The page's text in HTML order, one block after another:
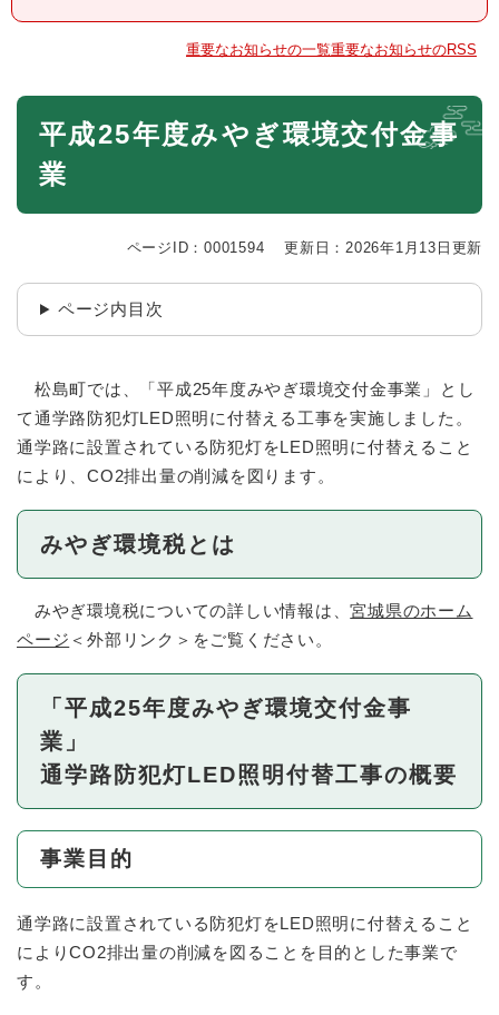
重要なお知らせの一覧重要なお知らせのRSS
本
平成25年度みやぎ環境交付金事
業
ページID：0001594 更新日：2026年1月13日更新
ページ内目次
松島町では、「平成25年度みやぎ環境交付金事業」とし
て通学路防犯灯LED照明に付替える工事を実施しました。
通学路に設置されている防犯灯をLED照明に付替えること
により、CO2排出量の削減を図ります。
みやぎ環境税とは
みやぎ環境税についての詳しい情報は、宮城県のホーム
ページ ＜外部リンク＞ をご覧ください。
「平成25年度みやぎ環境交付金事
業」​
通学路防犯灯LED照明付替工事の概要
事業目的
通学路に設置されている防犯灯をLED照明に付替えること
によりCO2排出量の削減を図ることを目的とした事業で
す。